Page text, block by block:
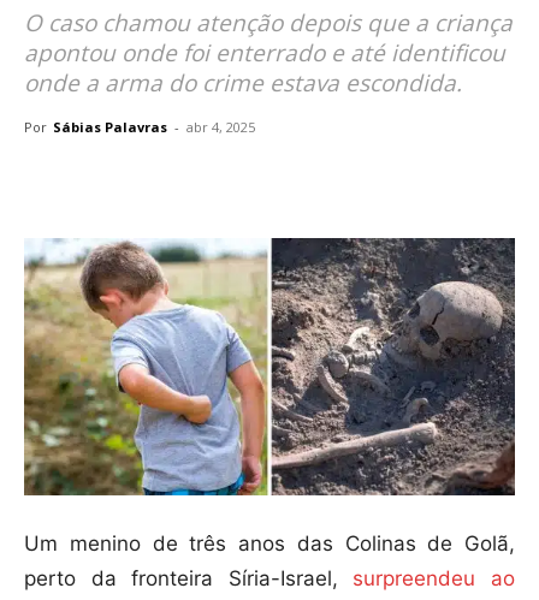
O caso chamou atenção depois que a criança
apontou onde foi enterrado e até identificou
onde a arma do crime estava escondida.
Por Sábias Palavras - abr 4, 2025
Um menino de três anos das Colinas de Golã,
perto da fronteira Síria-Israel, surpreendeu ao